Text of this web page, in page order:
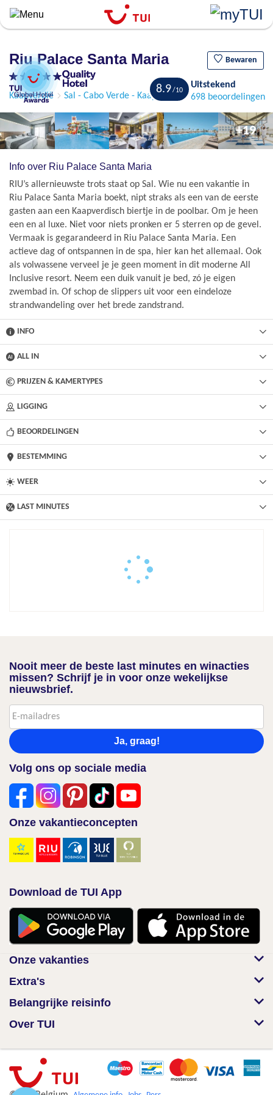
Overslaan
algemene
inhoud
gaan
Riu Palace Santa Maria Bewaren
Kaapverdië Sal - Cabo Verde - Kaapverdië Santa Maria
8.9
Uitstekend
698 beoordelingen
+19
Info over Riu Palace Santa Maria
RIU’s allernieuwste trots staat op Sal. Wie nu een vakantie in
Riu Palace Santa Maria boekt, nipt straks als een van de eerste
gasten aan een Kaapverdisch biertje in de poolbar. Om je heen
een en al luxe. Niet voor niets pronken er 5 sterren op de gevel.
Vermaak is gegarandeerd in Riu Palace Santa Maria. Een
actieve dag of ontspannen in de spa, hier kan het allemaal. Ook
als volwassene verveel je je geen moment in dit moderne All
Inclusive resort. Neem een duik vanuit je bed, zó je eigen
zwembad in. Of schop de slippers uit voor een eindeloze
strandwandeling over het brede zandstrand.
INFO
ALL IN
PRIJZEN & KAMERTYPES
LIGGING
BEOORDELINGEN
BESTEMMING
WEER
LAST MINUTES
Nooit meer de beste last minutes en winacties
missen? Schrijf je in voor onze wekelijkse
nieuwsbrief.
Ja, graag!
Volg ons op sociale media
Onze vakantieconcepten
Download de TUI App
Onze vakanties
Extra's
Belangrijke reisinfo
Over TUI